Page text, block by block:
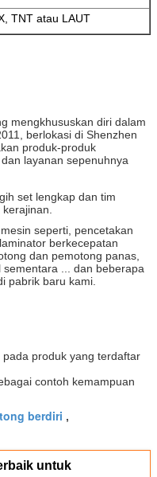
TNT atau LAUT
mengkhususkan diri dalam
berlokasi di Shenzhen
produk-produk
layanan sepenuhnya
set lengkap dan tim
seperti, pencetakan
berkecepatan
dan pemotong panas,
... dan beberapa
pabrik baru kami.
produk yang terdaftar
contoh kemampuan
berdiri ,
untuk